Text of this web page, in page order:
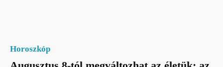
Horoszkóp